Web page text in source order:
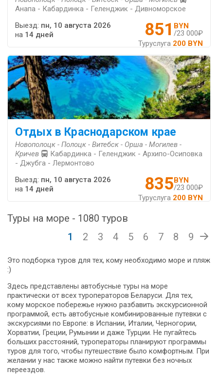
Анапа - Кабардинка - Геленджик - Дивноморское
851 BYN
/23 000₽
Туруслуга 200 BYN
Выезд: пн, 10 августа 2026
на 14 дней
Отдых в Краснодарском крае
Новополоцк - Полоцк - Витебск - Орша - Могилев -
Кричев
Кабардинка - Геленджик - Архипо-Осиповка
- Джубга - Лермонтово
835BYN
/23 000₽
Туруслуга 200 BYN
Выезд: пн, 10 августа 2026
на 14 дней
Туры на море - 1080 туров
1
2 3 4 5 6 7 8 9
Это подборка туров для тех, кому необходимо море и пляж
:)
Здесь представлены автобусные туры на море
практически от всех туроператоров Беларуси. Для тех,
кому морское побережье нужно разбавить экскурсионной
программой, есть автобусные комбинированные путевки с
экскурсиями по Европе: в Испании, Италии, Черногории,
Хорватии, Греции, Румынии и даже Турции. Не пугайтесь
больших расстояний, туроператоры планируют программы
туров для того, чтобы путешествие было комфортным. При
желании у нас также можно найти путевки без ночных
переездов.